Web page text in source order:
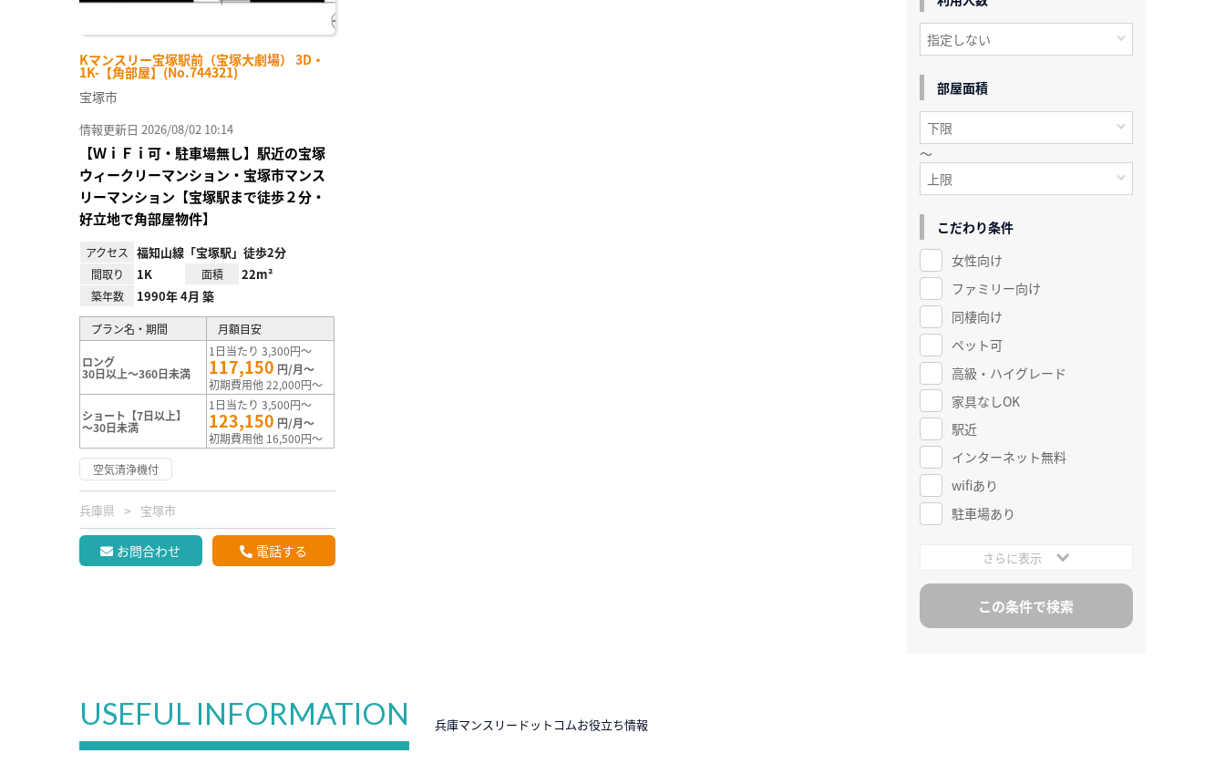
Kマンスリー宝塚駅前（宝塚大劇場） 3D・
1K-【角部屋】(No.744321)
宝塚市
情報更新日 2026/08/02 10:14
【ＷｉＦｉ可・駐車場無し】駅近の宝塚
ウィークリーマンション・宝塚市マンス
リーマンション【宝塚駅まで徒歩２分・
好立地で角部屋物件】
アクセス 福知山線「宝塚駅」徒歩2分
間取り 1K 面積 22m²
築年数 1990年 4月 築
プラン名・期間 月額目安
ロング
30日以上～360日未満
1日当たり 3,300円～
117,150 円/月～
初期費用他 22,000円～
ショート【7日以上】
～30日未満
1日当たり 3,500円～
123,150 円/月～
初期費用他 16,500円～
空気清浄機付
兵庫県 宝塚市
お問合わせ 電話する
部屋面積
～
こだわり条件
女性向け
ファミリー向け
同棲向け
ペット可
高級・ハイグレード
家具なしOK
駅近
インターネット無料
wifiあり
駐車場あり
さらに表示
USEFUL INFORMATION 兵庫マンスリードットコムお役立ち情報